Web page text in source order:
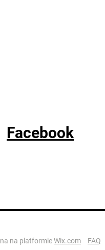
Facebook
na platformieWix.com FAQ